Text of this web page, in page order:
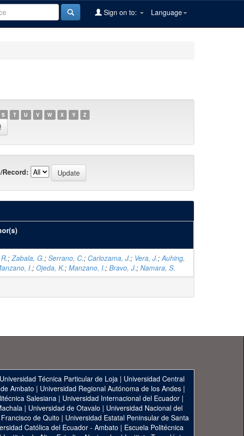
Language
Sign on to:
S T U V W X Y Z
;Zabala, G.; Serrano, C.; Carlozama, J.; Vera, J.;Auhing,
I.; Ojeda, K.; Manzano, I.; Bravo, J.; Namara, S.
Universidad Técnica Particular de Loja | Universidad Central
Ambato | Universidad Regional Autónoma de los Andes|
Salesiana| Universidad Internacional del Ecuador|
| Universidad de Otavalo | Universidad Nacional del
de Quito | Universidad Estatal Peninsular de Santa
Católica del Ecuador - Ambato | Escuela Politécnica